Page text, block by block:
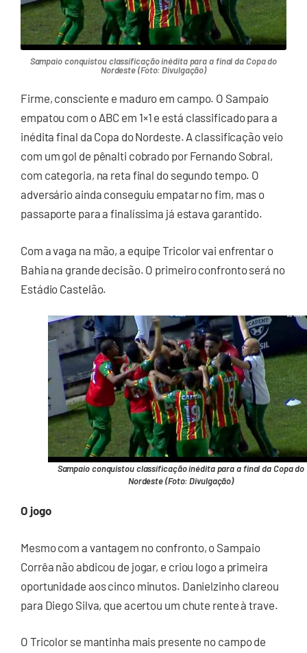
Sampaio conquistou classificação inédita para a final da Copa do
Nordeste (Foto: Divulgação)
Firme, consciente e maduro em campo. O Sampaio
empatou com o ABC em 1×1 e está classificado para a
inédita final da Copa do Nordeste. A classificação veio
com um gol de pênalti cobrado por Fernando Sobral,
com categoria, na reta final do segundo tempo. O
adversário ainda conseguiu empatar no fim, mas o
passaporte para a finalíssima já estava garantido.
Com a vaga na mão, a equipe Tricolor vai enfrentar o
Bahia na grande decisão. O primeiro confronto será no
Estádio Castelão.
Sampaio conquistou classificação inédita para a final da Copa do
Nordeste (Foto: Divulgação)
O jogo
Mesmo com a vantagem no confronto, o Sampaio
Corrêa não abdicou de jogar, e criou logo a primeira
oportunidade aos cinco minutos. Danielzinho clareou
para Diego Silva, que acertou um chute rente à trave.
O Tricolor se mantinha mais presente no campo de